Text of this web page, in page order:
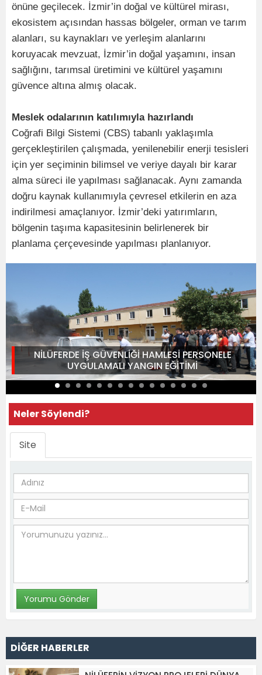
önüne geçilecek. İzmir’in doğal ve kültürel mirası,
ekosistem açısından hassas bölgeler, orman ve tarım
alanları, su kaynakları ve yerleşim alanlarını
koruyacak mevzuat, İzmir’in doğal yaşamını, insan
sağlığını, tarımsal üretimini ve kültürel yaşamını
güvence altına almış olacak.
Meslek odalarının katılımıyla hazırlandı
Coğrafi Bilgi Sistemi (CBS) tabanlı yaklaşımla
gerçekleştirilen çalışmada, yenilenebilir enerji tesisleri
için yer seçiminin bilimsel ve veriye dayalı bir karar
alma süreci ile yapılması sağlanacak. Aynı zamanda
doğru kaynak kullanımıyla çevresel etkilerin en aza
indirilmesi amaçlanıyor. İzmir’deki yatırımların,
bölgenin taşıma kapasitesinin belirlenerek bir
planlama çerçevesinde yapılması planlanıyor.
NİLÜFERDE İŞ GÜVENLİĞİ HAMLESİ PERSONELE
UYGULAMALI YANGIN EĞİTİMİ
Neler Söylendi?
Site
DİĞER HABERLER